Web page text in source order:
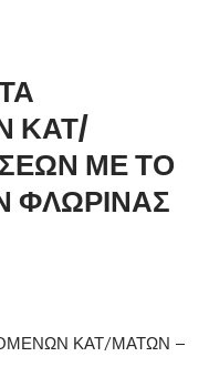
ΚΑΤ/
ΜΕ ΤΟ
ΦΛΩΡΙΝΑΣ
ΚΑΤ/ΜΑΤΩΝ –